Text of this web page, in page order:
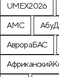
UMEX2026
АМС
АврораБАС